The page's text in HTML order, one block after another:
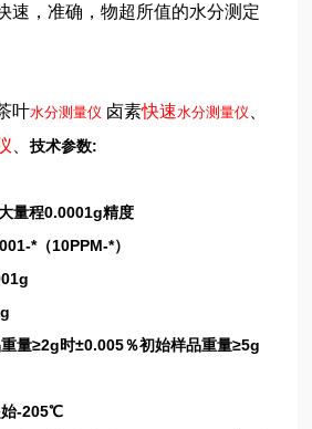
速，准确，物超所值的水分测定
叶水分测量仪 卤素快速水分测量仪
、技术参数:
量程0.0001g精度
*（10PPM-*）
量≥2g时±0.005％初始样品重量≥5g
始-205℃